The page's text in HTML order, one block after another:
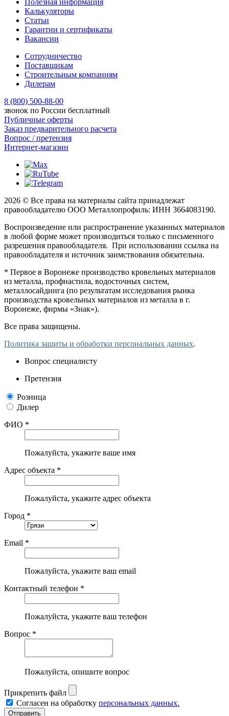
Калькуляторы
Статьи
Гарантии и сертификаты
Вакансии
Сотрудничество
Поставщикам
Строительным компаниям
Дилерам
8 (800) 500-88-00
звонок по России бесплатный
Публичные оферты
Заказ предварительного расчета
Вопрос / претензия
Интернет-магазин
2026 © Все права на материалы сайта принадлежат
правообладателю ООО Металлопрофиль: ИНН 3664083190.
Воспроизведение или распространение указанных материалов
в любой форме может производиться только с письменного
разрешения правообладателя. При использовании ссылка на
правообладателя и источник заимствования обязательна.
* Первое в Воронеже производство кровельных материалов
из металла, профнастила, водосточных систем,
металлосайдинга (по результатам исследования рынка
производства кровельных материалов из металла в г.
Воронеже, фирмы «Знак»).
Все права защищены.
Политика защиты и обработки персональных данных.
Вопрос специалисту
Претензия
Розница
Дилер
ФИО *
Пожалуйста, укажите ваше имя
Адрес объекта *
Пожалуйста, укажите адрес объекта
Город *
Email *
Пожалуйста, укажите ваш email
Контактный телефон *
Пожалуйста, укажите ваш телефон
Вопрос *
Пожалуйста, опишите вопрос
Прикрепить файл
Согласен на обработку персональных данных.